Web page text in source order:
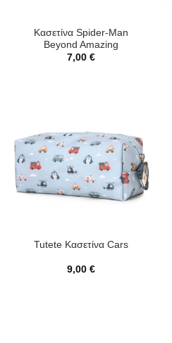
Κασετίνα Spider-Man
Beyond Amazing
7,00 €
Tutete Κασετίνα Cars
9,00 €